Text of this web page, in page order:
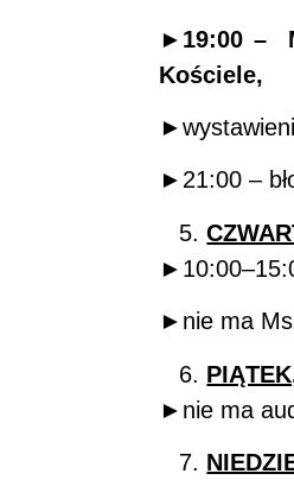
►19:00 –
Kościele,
►21:00 –
►nie ma
►nie ma